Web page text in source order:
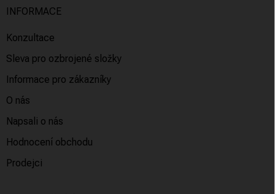
INFORMACE
Konzultace
Sleva pro ozbrojené složky
Informace pro zákazníky
O nás
Napsali o nás
Hodnocení obchodu
Prodejci